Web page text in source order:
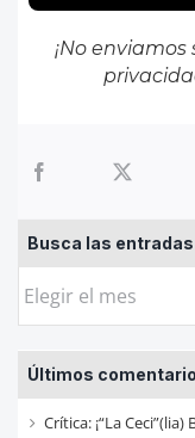
¡No
Busca las
Busca
entradas
de
cada
Últimos
Crítica: ¡“La